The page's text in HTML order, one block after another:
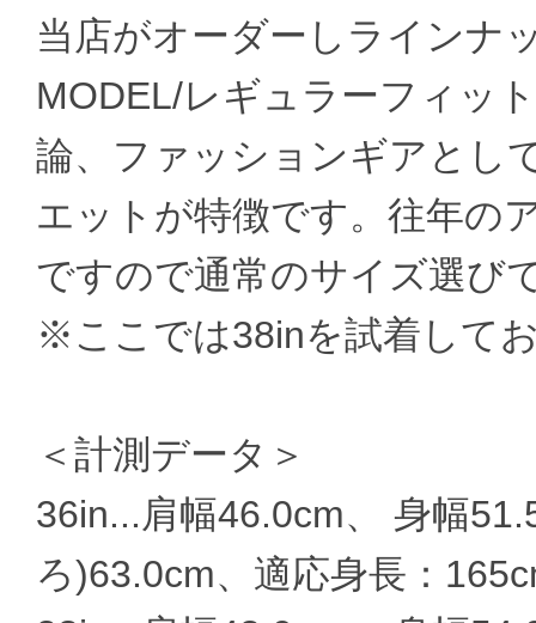
当店がオーダーしラインナ
MODEL/レギュラーフィッ
論、ファッションギアとし
エットが特徴です。往年の
ですので通常のサイズ選び
※ここでは38inを試着して
＜計測データ＞
36in...肩幅46.0cm、 身幅
ろ)63.0cm、適応身長：